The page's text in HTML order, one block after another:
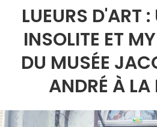
LUEURS D'ART
INSOLITE ET
DU MUSÉE
ANDRÉ À LA